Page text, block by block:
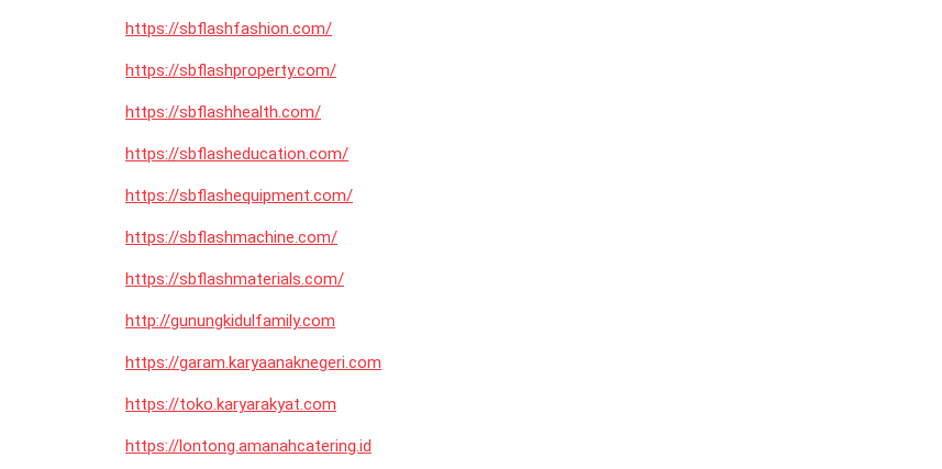
https://sbflashfashion.com/
https://sbflashproperty.com/
https://sbflashhealth.com/
https://sbflasheducation.com/
https://sbflashequipment.com/
https://sbflashmachine.com/
https://sbflashmaterials.com/
http://gunungkidulfamily.com
https://garam.karyaanaknegeri.com
https://toko.karyarakyat.com
https://lontong.amanahcatering.id